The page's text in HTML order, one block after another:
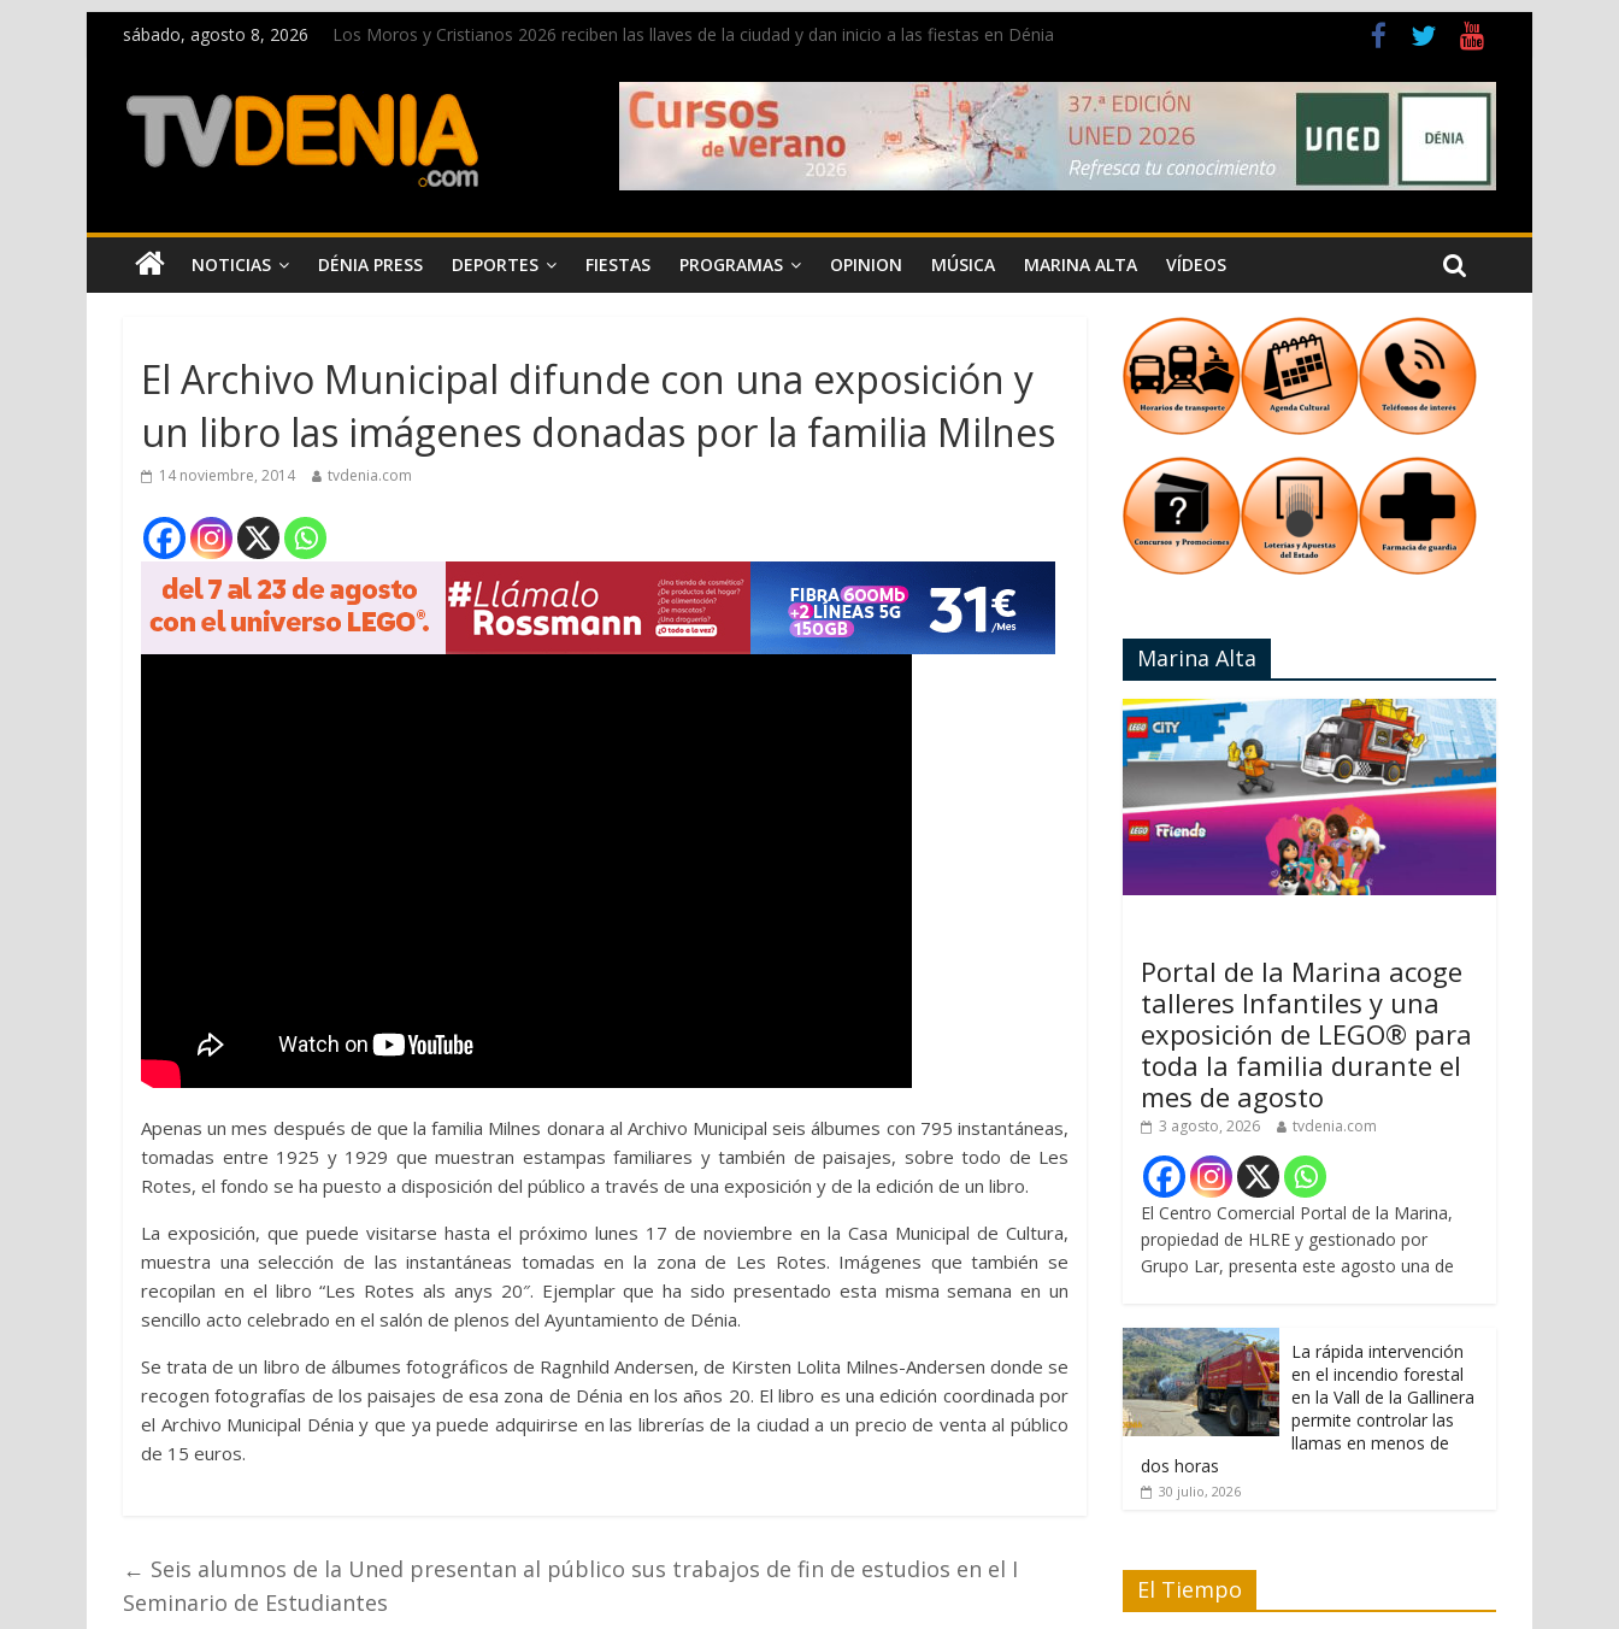
sábado, agosto 8, 2026
Los Moros y Cristianos 2026 reciben las llaves de la ciudad y dan inicio a las fiestas en Dénia
Paco Adsuar dona al Arxiu de Dénia más de 50.000 imágenes de la memoria visual de la ciudad
La Entraeta Festera llena de ambiente la calle Marqués de Campo con la recepción a la Capitanía Cristiana
El XII Festival de Jazz de Dénia reunirá durante agosto a figuras nacionales e internacionales en los Jardins de Torrecremada
NOTICIAS DÉNIA PRESS DEPORTES FIESTAS PROGRAMAS OPINION MÚSICA MARINA ALTA VÍDEOS
El Archivo Municipal difunde con una exposición y
un libro las imágenes donadas por la familia Milnes
14 noviembre, 2014 tvdenia.com
Apenas un mes después de que la familia Milnes donara al Archivo Municipal seis álbumes con 795 instantáneas,
tomadas entre 1925 y 1929 que muestran estampas familiares y también de paisajes, sobre todo de Les
Rotes, el fondo se ha puesto a disposición del público a través de una exposición y de la edición de un libro.
La exposición, que puede visitarse hasta el próximo lunes 17 de noviembre en la Casa Municipal de Cultura,
muestra una selección de las instantáneas tomadas en la zona de Les Rotes. Imágenes que también se
recopilan en el libro “Les Rotes als anys 20″. Ejemplar que ha sido presentado esta misma semana en un
sencillo acto celebrado en el salón de plenos del Ayuntamiento de Dénia.
Se trata de un libro de álbumes fotográficos de Ragnhild Andersen, de Kirsten Lolita Milnes-Andersen donde se
recogen fotografías de los paisajes de esa zona de Dénia en los años 20. El libro es una edición coordinada por
el Archivo Municipal Dénia y que ya puede adquirirse en las librerías de la ciudad a un precio de venta al público
de 15 euros.
← Seis alumnos de la Uned presentan al público sus trabajos de fin de estudios en el I
Seminario de Estudiantes
Marina Alta
Portal de la Marina acoge
talleres Infantiles y una
exposición de LEGO® para
toda la familia durante el
mes de agosto
3 agosto, 2026 tvdenia.com
El Centro Comercial Portal de la Marina,
propiedad de HLRE y gestionado por
Grupo Lar, presenta este agosto una de
La rápida intervención
en el incendio forestal
en la Vall de la Gallinera
permite controlar las
llamas en menos de
dos horas
30 julio, 2026
El Tiempo